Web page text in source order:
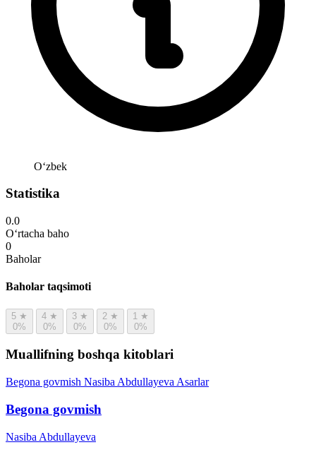
Oʻzbek
Statistika
0.0
O‘rtacha baho
0
Baholar
Baholar taqsimoti
5 ★
0%
4 ★
0%
3 ★
0%
2 ★
0%
1 ★
0%
Muallifning boshqa kitoblari
Begona govmish Nasiba Abdullayeva Asarlar
Begona govmish
Nasiba Abdullayeva